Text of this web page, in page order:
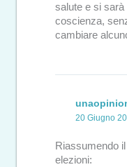
salute e si sarà
coscienza,
cambiare
20 Giugno
Riassumendo
elezioni: